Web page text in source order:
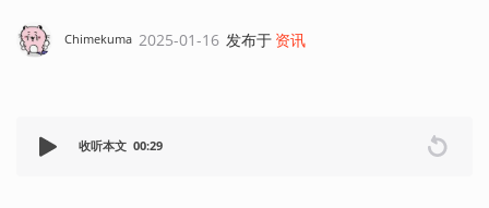
Chimekuma 2025-01-16 发布于 资讯
收听本文 00:29